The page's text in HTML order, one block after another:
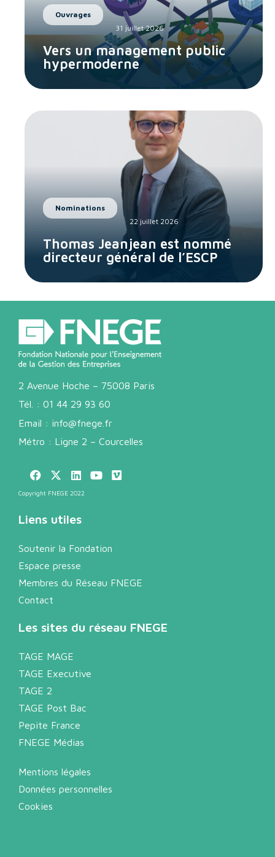
Ouvrages
31 juillet 2026
Vers un management public
hypermoderne
Nominations
22 juillet 2026
Thomas Jeanjean est nommé
directeur général de l’ESCP
2 Avenue Hoche – 75008 Paris
Tél. : 01 44 29 93 60
Email : info@fnege.fr
Métro : Ligne 2 – Courcelles
Copyright FNEGE 2022
Liens utiles
Soutenir la Fondation
Espace presse
Membres du Réseau FNEGE
Contact
Les sites du réseau FNEGE
TAGE MAGE
TAGE Executive
TAGE 2
TAGE Post Bac
Pepite France
FNEGE Médias
Mentions légales
Données personnelles
Cookies